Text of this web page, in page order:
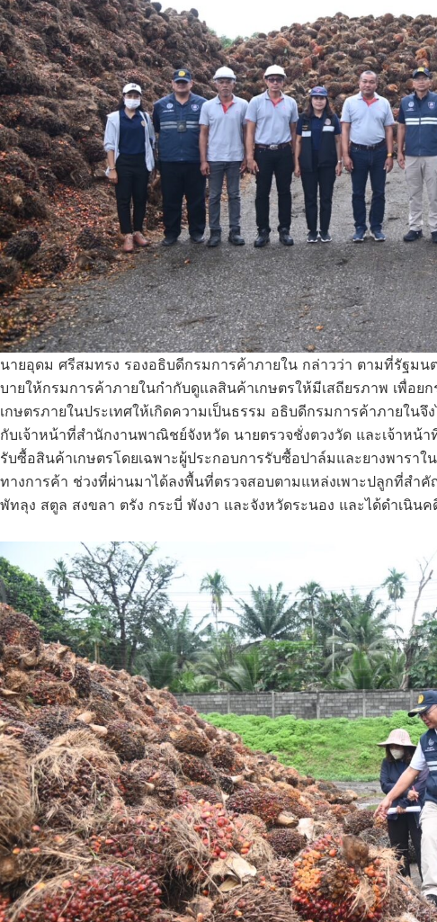
นายอุดม ศรีสมทรง รองอธิบดีกรมการค้าภายใน กล่าวว่า ตามที่รัฐม
บายให้กรมการค้าภายในกำกับดูแลสินค้าเกษตรให้มีเสถียรภาพ เพื่อย
เกษตรภายในประเทศให้เกิดความเป็นธรรม อธิบดีกรมการค้าภายใน
กับเจ้าหน้าที่สำนักงานพาณิชย์จังหวัด นายตรวจชั่งตวงวัด และเจ้าห
รับซื้อสินค้าเกษตรโดยเฉพาะผู้ประกอบการรับซื้อปาล์มและยางพารา
ทางการค้า ช่วงที่ผ่านมาได้ลงพื้นที่ตรวจสอบตามแหล่งเพาะปลูกที่สำ
พัทลุง สตูล สงขลา ตรัง กระบี่ พังงา และจังหวัดระนอง และได้ดำเนิน